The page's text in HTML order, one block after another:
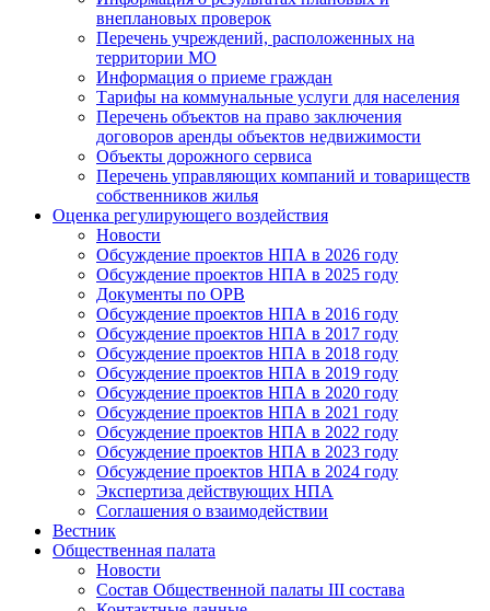
внеплановых проверок
Перечень учреждений, расположенных на
территории МО
Информация о приеме граждан
Тарифы на коммунальные услуги для населения
Перечень объектов на право заключения
договоров аренды объектов недвижимости
Объекты дорожного сервиса
Перечень управляющих компаний и товариществ
собственников жилья
Оценка регулирующего воздействия
Новости
Обсуждение проектов НПА в 2026 году
Обсуждение проектов НПА в 2025 году
Документы по ОРВ
Обсуждение проектов НПА в 2016 году
Обсуждение проектов НПА в 2017 году
Обсуждение проектов НПА в 2018 году
Обсуждение проектов НПА в 2019 году
Обсуждение проектов НПА в 2020 году
Обсуждение проектов НПА в 2021 году
Обсуждение проектов НПА в 2022 году
Обсуждение проектов НПА в 2023 году
Обсуждение проектов НПА в 2024 году
Экспертиза действующих НПА
Соглашения о взаимодействии
Вестник
Общественная палата
Новости
Состав Общественной палаты III состава